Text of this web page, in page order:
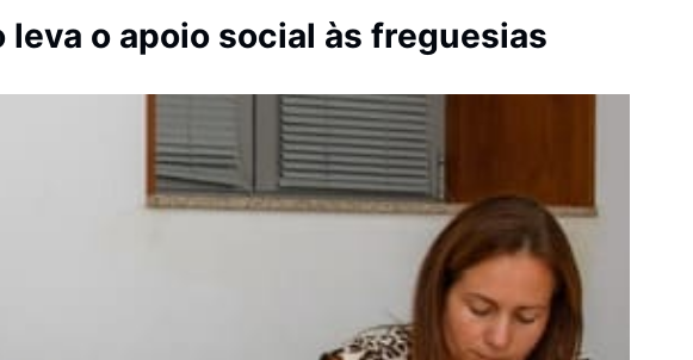
leva o apoio social às freguesias